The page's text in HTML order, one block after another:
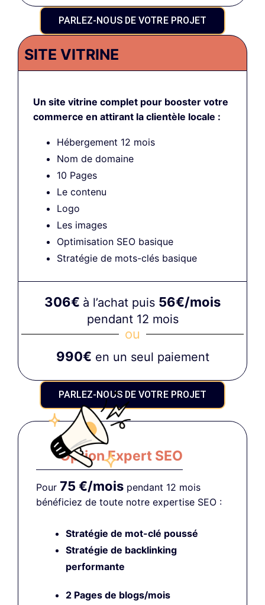
PARLEZ-NOUS DE VOTRE PROJET
SITE VITRINE
Un site vitrine complet pour booster votre
commerce en attirant la clientèle locale :
Hébergement 12 mois
Nom de domaine
10 Pages
Le contenu
Logo
Les images
Optimisation SEO basique
Stratégie de mots-clés basique
306€ à l’achat puis 56€/mois
pendant 12 mois
ou
990€ en un seul paiement
PARLEZ-NOUS DE VOTRE PROJET
Option Expert SEO
Pour 75 €/mois pendant 12 mois
bénéficiez de toute notre expertise SEO :
Stratégie de mot-clé poussé
Stratégie de backlinking
performante
2 Pages de blogs/mois